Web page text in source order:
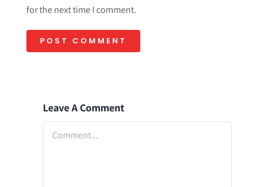
for the next time I comment.
Leave A Comment